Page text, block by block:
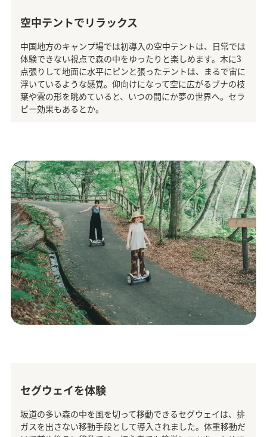
空中テントでリラックス
中国地方のキャンプ場では初導入の空中テントは、日常では
体験できない視点で森の中をゆったりと楽しめます。木に3
点張りして地面に水平にピンと張ったテントは、まるで宙に
浮いているような感覚。仰向けになって空に広がるブナの枝
葉や雲の形を眺めていると、いつの間にか夢の世界へ。セラ
ピー効果もあるとか。
セグウェイを体験
坂道の多い森の中を風を切って移動できるセグウェイは、排
ガスを出さない移動手段として導入されました。体重移動だ